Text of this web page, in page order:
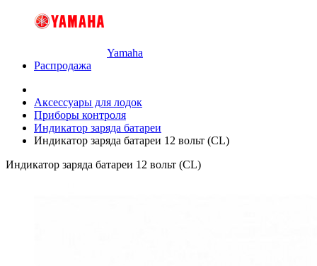
Yamaha
Распродажа
Аксессуары для лодок
Приборы контроля
Индикатор заряда батареи
Индикатор заряда батареи 12 вольт (CL)
Индикатор заряда батареи 12 вольт (CL)